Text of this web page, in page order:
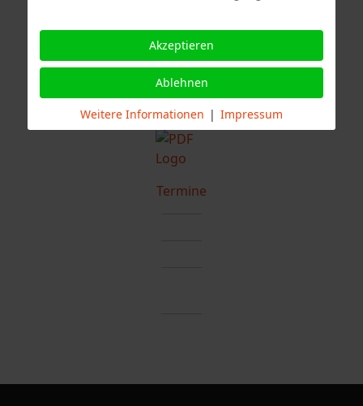
Stuttgart
Termine
Akzeptieren
Ablehnen
Weitere Informationen | Impressum